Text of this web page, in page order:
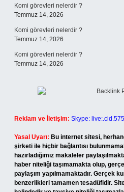
Komi görevleri nelerdir ?
Temmuz 14, 2026
Komi görevleri nelerdir ?
Temmuz 14, 2026
Komi görevleri nelerdir ?
Temmuz 14, 2026
Reklam ve İletişim: Skype:
Yasal Uyarı: Bu internet sitesi,
şirketi ile hiçbir bağlantısı
hazırladığımız makaleler
haber niteliği taşımamakta olup,
paylaşım yapılmamaktadır. Gerçek
benzerlikleri tamamen tesadüfidir.